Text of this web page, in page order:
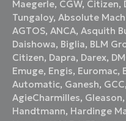
Maegerle, CGW, Citizen,
Tungaloy,Absolute
AGTOS,ANCA,Asquith
Daishowa, Biglia, BLM
Citizen, Dapra, Darex,
Emuge, Engis, Euromac,
Automatic, Ganesh, GCC,
AgieCharmilles, Gleason,
Handtmann, Hardinge